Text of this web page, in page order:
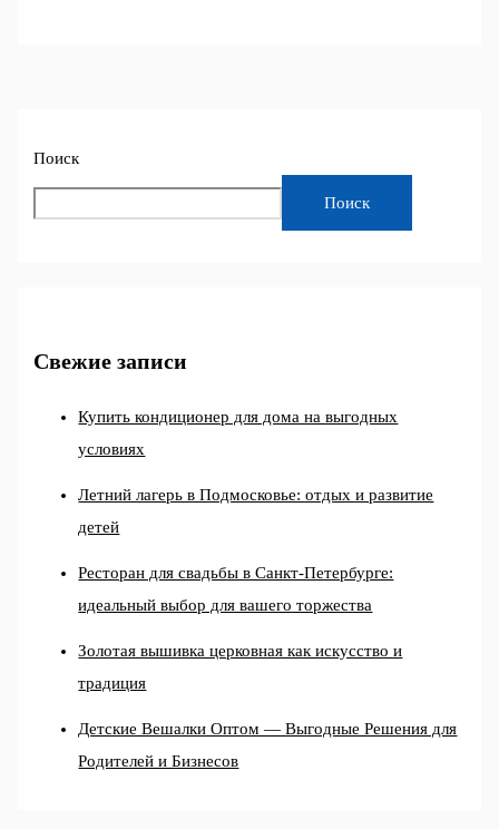
Поиск
Поиск
Свежие записи
Купить кондиционер для дома на выгодных
условиях
Летний лагерь в Подмосковье: отдых и развитие
детей
Ресторан для свадьбы в Санкт-Петербурге:
идеальный выбор для вашего торжества
Золотая вышивка церковная как искусство и
традиция
Детские Вешалки Оптом — Выгодные Решения для
Родителей и Бизнесов